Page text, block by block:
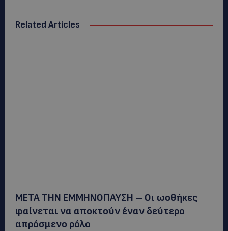
Related Articles
ΜΕΤΑ ΤΗΝ ΕΜΜΗΝΟΠΑΥΣΗ – Οι ωοθήκες
φαίνεται να αποκτούν έναν δεύτερο
απρόσμενο ρόλo